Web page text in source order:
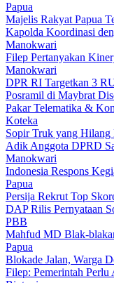
Papua
Majelis Rakyat Papua
Kapolda Koordinasi
Manokwari
Filep Pertanyakan
Manokwari
DPR RI Targetkan 3
Posramil di Maybrat
Pakar Telematika &
Koteka
Sopir Truk yang Hilang
Adik Anggota DPRD
Manokwari
Indonesia Respons
Papua
Persija Rekrut Top
DAP Rilis Pernyataan
PBB
Mahfud MD Blak-
Papua
Blokade Jalan, Warga
Filep: Pemerintah